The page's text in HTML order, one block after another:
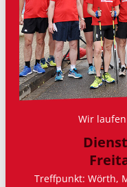
Wir
Treffpunkt: Wörth,